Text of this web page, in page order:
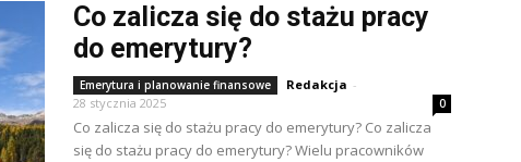
Co zalicza się do stażu pracy
do emerytury?
Emerytura i planowanie finansowe Redakcja -
28 stycznia 2025
0
Co zalicza się do stażu pracy do emerytury? Co zalicza
się do stażu pracy do emerytury? Wielu pracowników